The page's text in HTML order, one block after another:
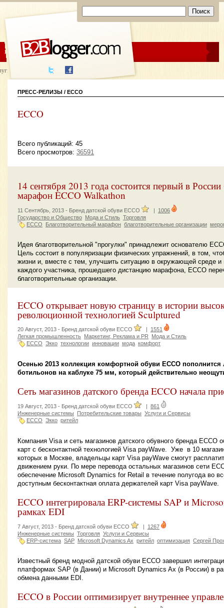
ЦЕНЫ ПОМОЩЬ
написания
ПРЕСС-РЕЛИЗЫ / ECCO
ECCO
Всего публикаций: 45
Всего просмотров: 36591
14 сентября 2013 года состоится первый в
марафон ECCO Walkathon
11 Сентябрь, 2013 - Бренд датской обуви ECCO | 1006
Государство и Общество Мода и Стиль Торговля
ECCO
Благотворительный марафон благотворительные организации
Идея благотворительной "прогулки" принадлежит основателю
Цель состоит в популяризации физических упражнений, в том,
жизни и, вместе с тем, улучшить ситуацию в окружающей среде
каждого участника, прошедшего дистанцию марафона, ECCO
благотворительные организации.
ECCO открывает новую страницу в истории
революционной технологией Sculptured
20 Август, 2013 - Бренд датской обуви ECCO
1551
Легкая промышленность Маркетинг, Реклама и PR
Мода и Стиль
ECCO Экко технологии инновации мода комфорт
Осенью 2013 коллекция комфортной обуви ECCO пополнится
ботильонов на каблуке 75 мм, который действительно
Сеть магазинов датского бренда ECCO начала
19 Август, 2013 - Бренд датской обуви ECCO | 861
Инженерные системы
Потребительские товары Услуги и Сервисы
ECCO Экко ритейл
Компания Visa и сеть магазинов датского обувного бренда ECCO
карт с бесконтактной технологией Visa payWave. Уже в 10
которых в Москве, владельцы карт Visa payWave смогут
движением руки. По мере перевода остальных магазинов сети
обеспечение Microsoft Dynamics for Retail в течение полугода во
доступным бесконтактная оплата держателей карт Visa payWave.
ECCO интегрировала ERP-системы SAP и
рамках EDI
7 Август, 2013 - Бренд датской обуви ECCO | 1267
Инженерные системы Торговля Услуги и Сервисы
ERP-система SAP Microsoft Dynamics Ax ритейл оптимизация Сергей
Известный бренд модной датской обуви ECCO завершил
платформах SAP (в Дании) и Microsoft Dynamics Ax (в России) в
обмена данными EDI.
ECCO в России оптимизирует внутреннее